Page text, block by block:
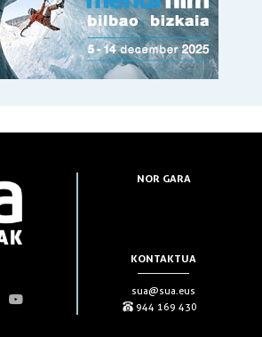
NOR GARA
KONTAKTUA
sua@sua.eus
944 169 430